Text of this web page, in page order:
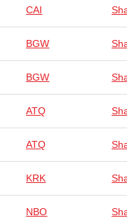
CAI
BGW
BGW
ATQ
ATQ
KRK
NBO